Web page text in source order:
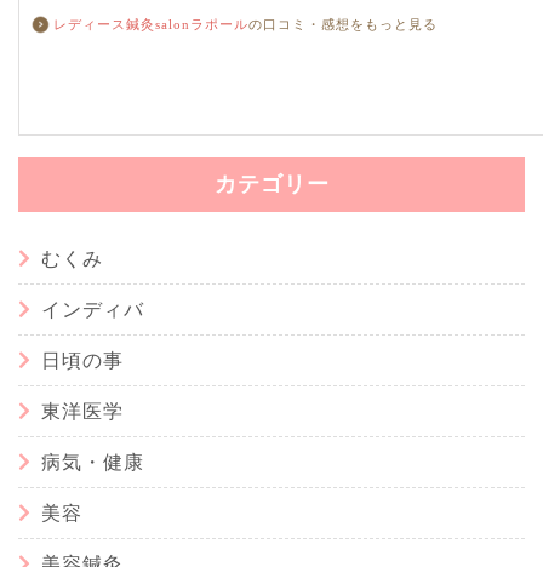
レディース鍼灸salonラポールの口コミ・感想をもっと見る
カテゴリー
むくみ
インディバ
日頃の事
東洋医学
病気・健康
美容